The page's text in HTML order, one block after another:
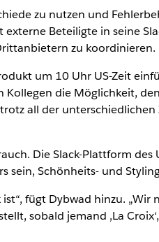
zu nutzen und
Beteiligte in seine
zu koordinieren.
um 10 Uhr US-Zeit
die Möglichkeit,
all der
Die Slack-Plattform
sein, Schönheits- und
fügt Dybwad hinzu.
sobald jemand ‚La